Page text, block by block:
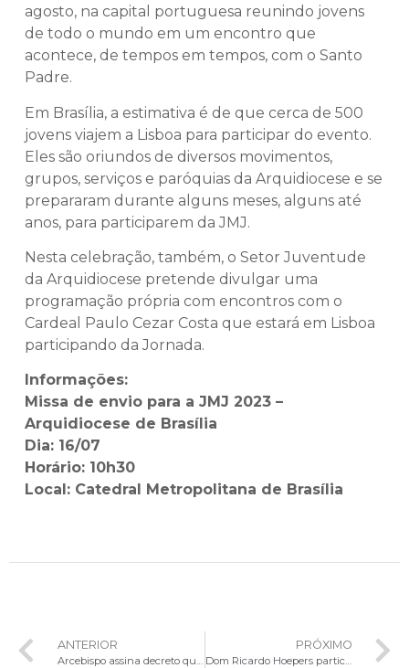
agosto, na capital portuguesa reunindo jovens
de todo o mundo em um encontro que
acontece, de tempos em tempos, com o Santo
Padre.
Em Brasília, a estimativa é de que cerca de 500
jovens viajem a Lisboa para participar do evento.
Eles são oriundos de diversos movimentos,
grupos, serviços e paróquias da Arquidiocese e se
prepararam durante alguns meses, alguns até
anos, para participarem da JMJ.
Nesta celebração, também, o Setor Juventude
da Arquidiocese pretende divulgar uma
programação própria com encontros com o
Cardeal Paulo Cezar Costa que estará em Lisboa
participando da Jornada.
Informações:
Missa de envio para a JMJ 2023 –
Arquidiocese de Brasília
Dia: 16/07
Horário: 10h30
Local: Catedral Metropolitana de Brasília
ANTERIOR
Arcebispo assina decreto que regulamenta plano de cargos e salários da Arquidiocese de Brasília
PRÓXIMO
Dom Ricardo Hoepers participou de Sessão Especial do Senado em homenagem aos 50 anos da Renovação Carismática Católica do Distrito Federal.